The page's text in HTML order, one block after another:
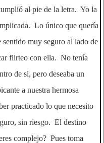
al pie de la letra. Yo la
Lo único que quería
muy seguro al lado de
flirteo con ella. No tenía
de si, pero deseaba un
a nuestra hermosa
practicado lo que necesito
sin riesgo. El destino
complejo? Pues toma